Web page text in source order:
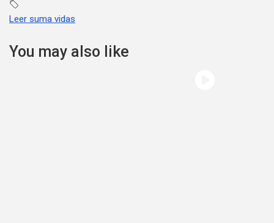
Leer suma vidas
You may also like